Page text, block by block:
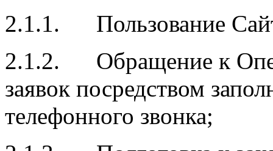
2.1.1. Пользование
2.1.2. Обращение к
заявок посредством
телефонного звонка;